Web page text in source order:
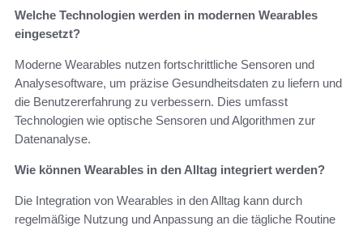
Welche Technologien werden in modernen Wearables
eingesetzt?
Moderne Wearables nutzen fortschrittliche Sensoren und
Analysesoftware, um präzise Gesundheitsdaten zu liefern und
die Benutzererfahrung zu verbessern. Dies umfasst
Technologien wie optische Sensoren und Algorithmen zur
Datenanalyse.
Wie können Wearables in den Alltag integriert werden?
Die Integration von Wearables in den Alltag kann durch
regelmäßige Nutzung und Anpassung an die tägliche Routine